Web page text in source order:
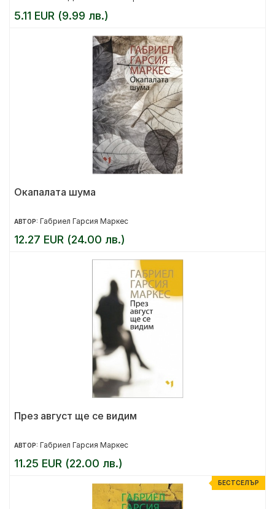
5.11 EUR (9.99 лв.)
Окапалата шума
АВТОР: Габриел Гарсия Маркес
12.27 EUR (24.00 лв.)
През август ще се видим
АВТОР: Габриел Гарсия Маркес
11.25 EUR (22.00 лв.)
БЕСТСЕЛЪР